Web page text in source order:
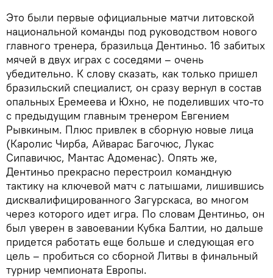
Это были первые официальные матчи литовской
национальной команды под руководством нового
главного тренера, бразильца Дентиньо. 16 забитых
мячей в двух играх с соседями – очень
убедительно. К слову сказать, как только пришел
бразильский специалист, он сразу вернул в состав
опальных Еремеева и Юхно, не поделивших что-то
с предыдущим главным тренером Евгением
Рывкиным. Плюс привлек в сборную новые лица
(Каролис Чирба, Айварас Багочюс, Лукас
Сипавичюс, Мантас Адоменас). Опять же,
Дентиньо прекрасно перестроил командную
тактику на ключевой матч с латышами, лишившись
дисквалифицированного Загурскаса, во многом
через которого идет игра. По словам Дентиньо, он
был уверен в завоевании Кубка Балтии, но дальше
придется работать еще больше и следующая его
цель – пробиться со сборной Литвы в финальный
турнир чемпионата Европы.